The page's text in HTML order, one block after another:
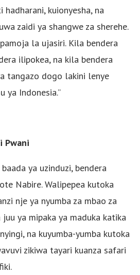
kuionyesha, na
zaidi ya shangwe za sherehe.
la ujasiri. Kila bendera
ilipokea, na kila bendera
tangazo dogo lakini lenye
ya Indonesia.”
Pwani
ya uzinduzi, bendera
Nabire. Walipepea kutoka
nje ya nyumba za mbao za
ya mipaka ya maduka katika
na kuyumba-yumba kutoka
zikiwa tayari kuanza safari